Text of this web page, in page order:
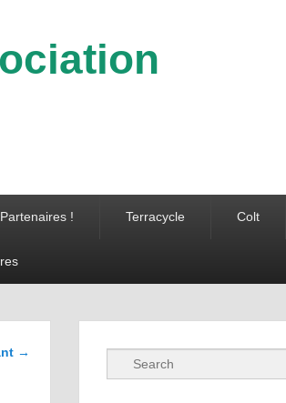
! Terracycle Colt
les
→ Recherche